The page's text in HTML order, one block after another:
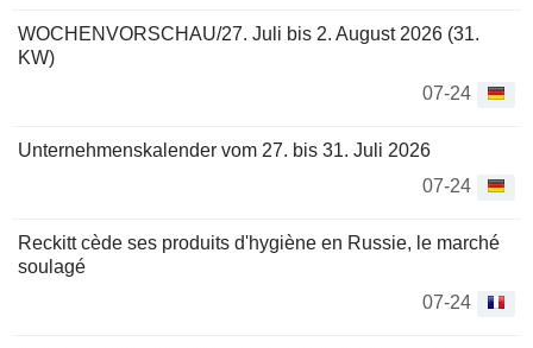
WOCHENVORSCHAU/27. Juli bis 2. August 2026 (31.
KW)
07-24
Unternehmenskalender vom 27. bis 31. Juli 2026
07-24
Reckitt cède ses produits d'hygiène en Russie, le marché
soulagé
07-24